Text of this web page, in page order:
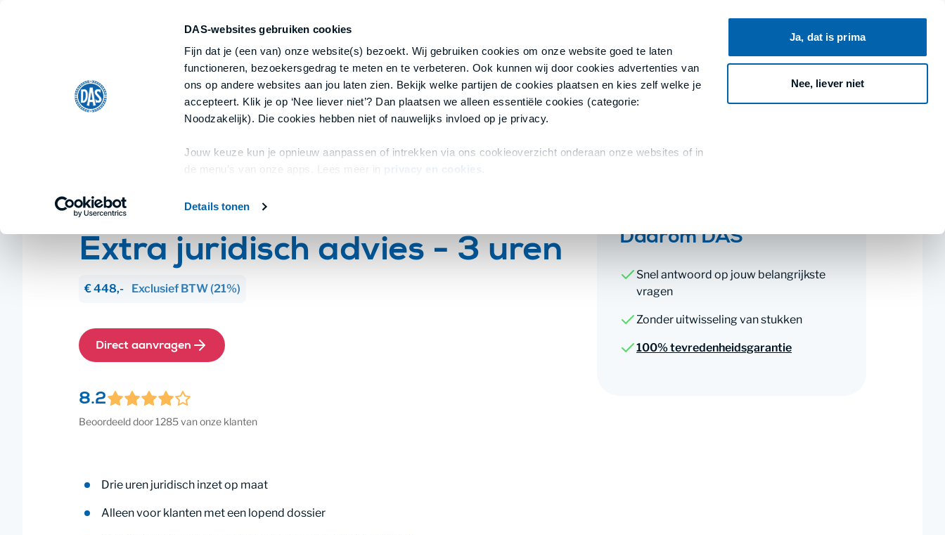
DAS-websites gebruiken cookies
Fijn dat je (een van) onze website(s) bezoekt. Wij gebruiken cookies om onze website goed te laten
functioneren, bezoekersgedrag te meten en te verbeteren. Ook kunnen wij door cookies advertenties van
ons op andere websites aan jou laten zien. Bekijk welke partijen de cookies plaatsen en kies zelf welke je
accepteert. Klik je op ‘Nee liever niet’? Dan plaatsen we alleen essentiële cookies (categorie:
Noodzakelijk). Die cookies hebben niet of nauwelijks invloed op je privacy.
Jouw keuze kun je opnieuw aanpassen of intrekken via ons cookieoverzicht onderaan onze websites of in
de menu’s van onze apps. Lees meer in privacy en cookies
Details tonen
Ja, dat is prima
Nee, liever niet
Alle documenten
Categorieën Contracten van DAS Zoeken
/ Extra juridisch advies - 3 uren
Juridisch advies
Extra juridisch advies - 3 uren
€ 448,- Exclusief BTW(21%)
Direct aanvragen
8.2
Beoordeeld door 1285 van onze klanten
Drie uren juridisch inzet op maat
Alleen voor klanten met een lopend dossier
Daarom DAS
Snel antwoord op jouw belangrijkste
vragen
Zonder uitwisseling van stukken
100% tevredenheidsgarantie